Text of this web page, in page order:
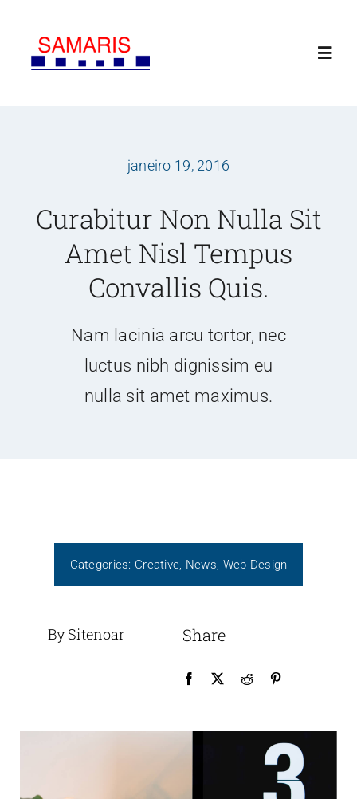
SERVIÇOS
CONTATO
janeiro 19, 2016
Curabitur Non Nulla Sit
Amet Nisl Tempus
Convallis Quis.
Nam lacinia arcu tortor, nec
luctus nibh dignissim eu
nulla sit amet maximus.
Categories: Creative, News, Web Design
By Sitenoar Share